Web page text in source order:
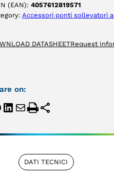
(EAN): 4057612819571
Accessori ponti sollevatori
DATASHEETRequest
on:
DATI TECNICI